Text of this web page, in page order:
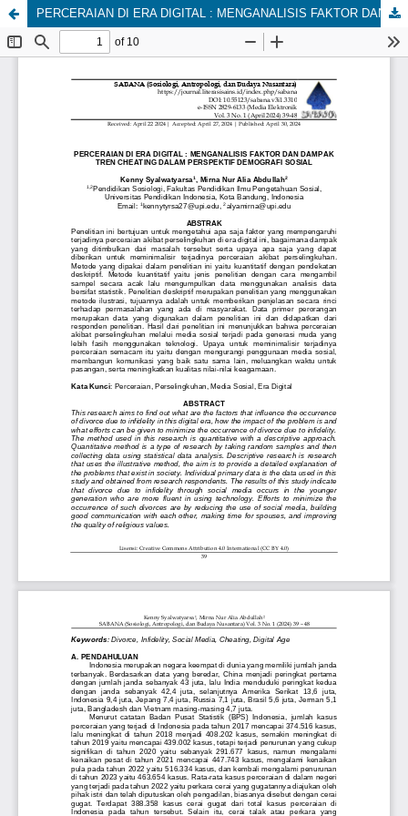
PERCERAIAN DI ERA DIGITAL : MENGANALISIS FAKTOR DAN DAMPAK TREN CHEATING DALAM PERSPEKTIF DEMOGRAFI SOSIAL